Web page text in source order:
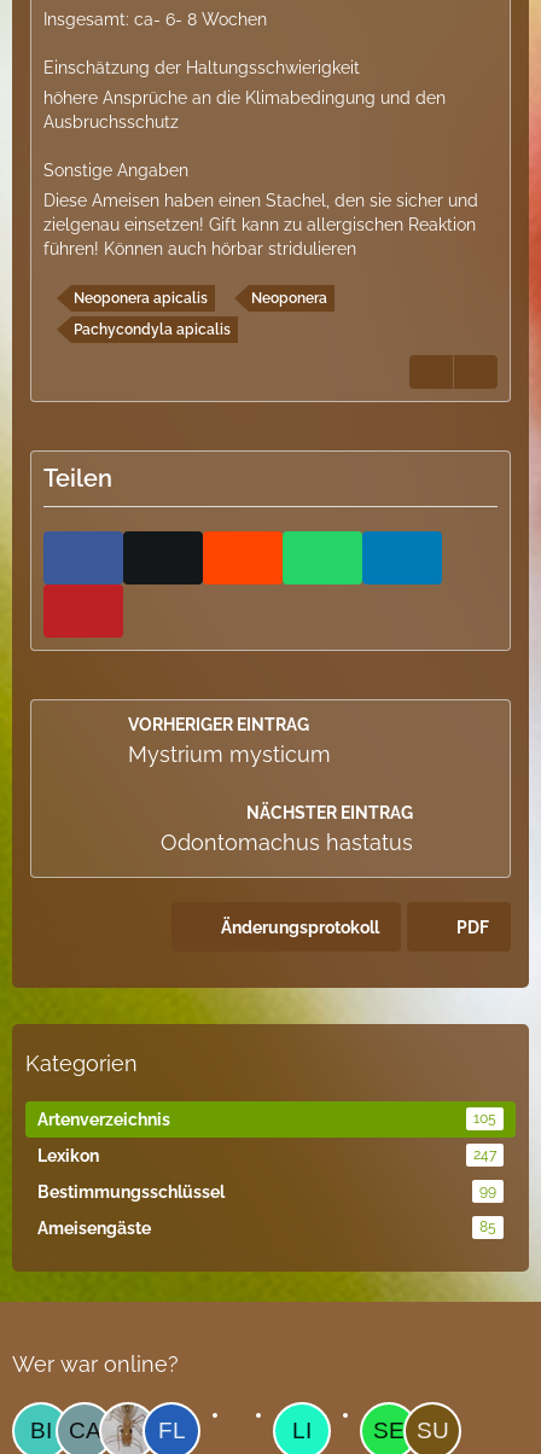
Insgesamt: ca- 6- 8 Wochen
Einschätzung der Haltungsschwierigkeit
höhere Ansprüche an die Klimabedingung und den
Ausbruchsschutz
Sonstige Angaben
Diese Ameisen haben einen Stachel, den sie sicher und
zielgenau einsetzen! Gift kann zu allergischen Reaktion
führen! Können auch hörbar stridulieren
Neoponera apicalis
Neoponera
Pachycondyla apicalis
Teilen
VORHERIGER EINTRAG
Mystrium mysticum
NÄCHSTER EINTRAG
Odontomachus hastatus
Änderungsprotokoll PDF
Kategorien
Artenverzeichnis 105
Lexikon 247
Bestimmungsschlüssel 99
Ameisengäste 85
Wer war online?